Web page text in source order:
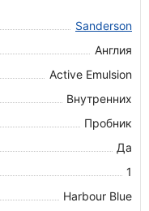
Sanderson
Англия
Active Emulsion
Внутренних
Пробник
Да
1
Harbour Blue